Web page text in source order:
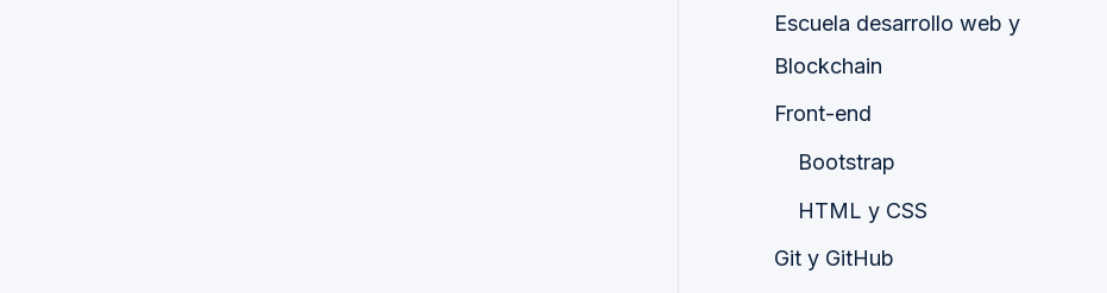
Escuela desarrollo web y
Blockchain
Front-end
Bootstrap
HTML y CSS
Git y GitHub